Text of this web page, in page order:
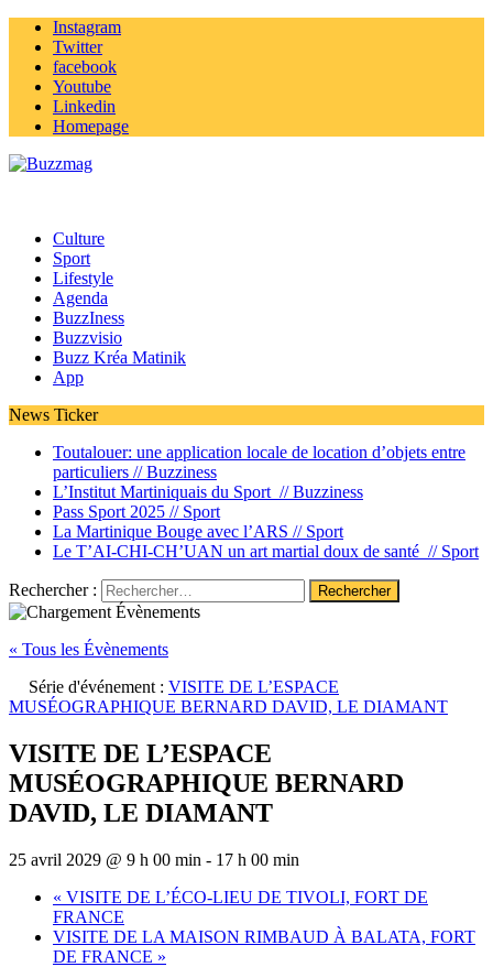
Instagram
Twitter
facebook
Youtube
Linkedin
Homepage
Culture
Sport
Lifestyle
Agenda
BuzzIness
Buzzvisio
Buzz Kréa Matinik
App
News Ticker
Toutalouer: une application locale de location d’objets entre
particuliers //Buzziness
L’Institut Martiniquais du Sport //Buzziness
Pass Sport 2025 // Sport
La Martinique Bouge avec l’ARS // Sport
Le T’AI-CHI-CH’UAN un art martial doux de santé // Sport
Rechercher :
« Tous les Évènements
Série d'événement : VISITE DE L’ESPACE
MUSÉOGRAPHIQUE BERNARD DAVID, LE DIAMANT
VISITE DE L’ESPACE
MUSÉOGRAPHIQUE BERNARD
DAVID, LE DIAMANT
25 avril 2029 @ 9 h 00 min - 17 h 00 min
« VISITE DE L’ÉCO-LIEU DE TIVOLI, FORT DE
FRANCE
VISITE DE LA MAISON RIMBAUD À BALATA, FORT
DE FRANCE »